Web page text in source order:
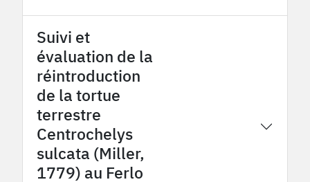
Suivi et
évaluation de la
réintroduction
de la tortue
terrestre
Centrochelys
sulcata (Miller,
1779) au Ferlo